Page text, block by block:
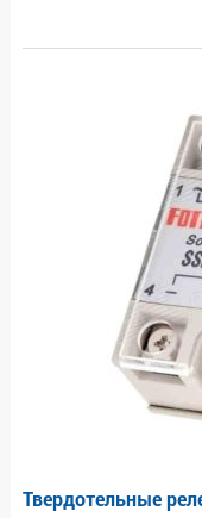
Твердотельные